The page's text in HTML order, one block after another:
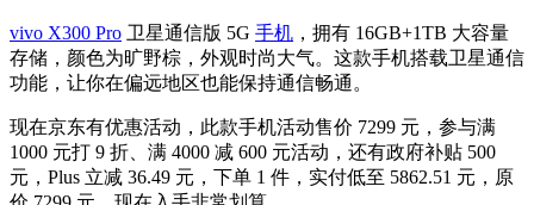
vivo X300 Pro 卫星通信版 5G 手机 ，拥有 16GB+1TB 大容量
存储，颜色为旷野棕，外观时尚大气。这款手机搭载卫星通信
功能，让你在偏远地区也能保持通信畅通。
现在京东有优惠活动，此款手机活动售价 7299 元，参与满
1000 元打 9 折、满 4000 减 600 元活动，还有政府补贴 500
元，Plus 立减 36.49 元，下单 1 件，实付低至 5862.51 元，原